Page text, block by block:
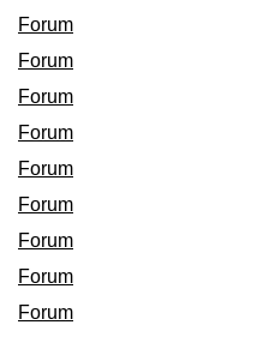
Forum
Forum
Forum
Forum
Forum
Forum
Forum
Forum
Forum